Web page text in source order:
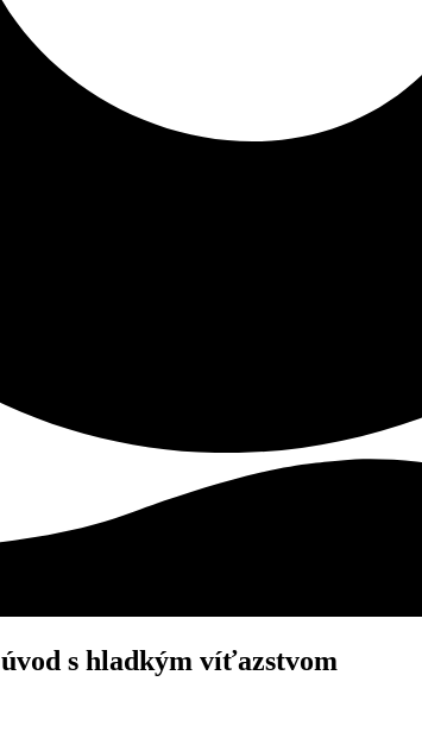
s hladkým víťazstvom